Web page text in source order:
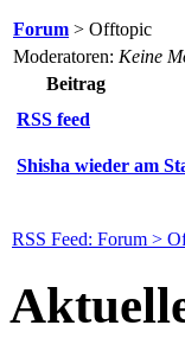
Forum > Offtopic
Moderatoren: Keine
Beitrag
RSS feed
Shisha wieder am
RSS Feed: Forum >